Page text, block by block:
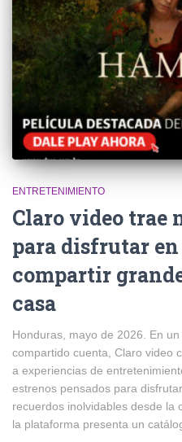
ENTRETENIMIENTO
Claro video trae
para disfrutar
compartir
casa
Honduras, mayo de 2026. En
compartido cuenta, Claro video
a experiencias de
estrenos pensados para
recuerdos inolvidables desde la
la plataforma presenta un